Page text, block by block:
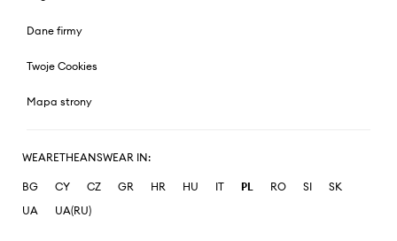
Dane firmy
Twoje Cookies
Mapa strony
WEARETHEANSWEAR IN:
BG CY CZ GR HR HU IT PL RO SI
SK
UA
UA(RU)